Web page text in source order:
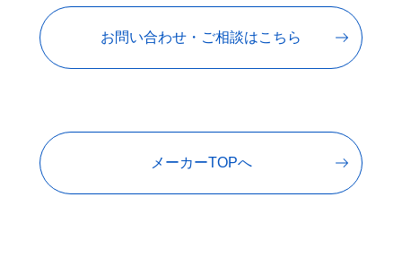
お問い合わせ・ご相談はこちら
メーカーTOPへ